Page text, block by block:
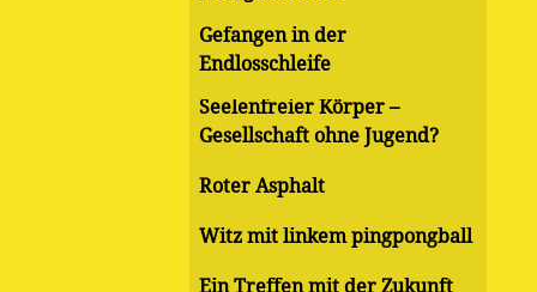
Gefangen in der
Endlosschleife
Seelenfreier Körper –
Gesellschaft ohne Jugend?
Roter Asphalt
Witz mit linkem pingpongball
Ein Treffen mit der Zukunft